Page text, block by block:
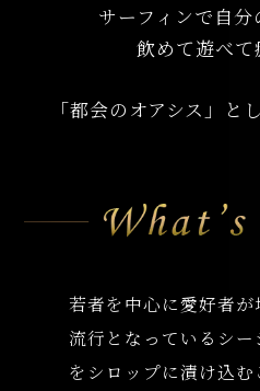
サーフィンで⾃
飲めて遊べ
「都会のオアシス」と
若者を中心に愛好者
流行となっているシ
をシロップに漬け込